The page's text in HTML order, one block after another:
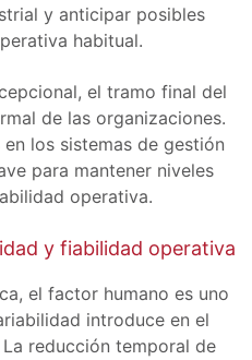
y anticipar posibles
habitual.
el tramo final del
de las organizaciones.
los sistemas de gestión
para mantener niveles
operativa.
y fiabilidad operativa
el factor humano es uno
introduce en el
reducción temporal de